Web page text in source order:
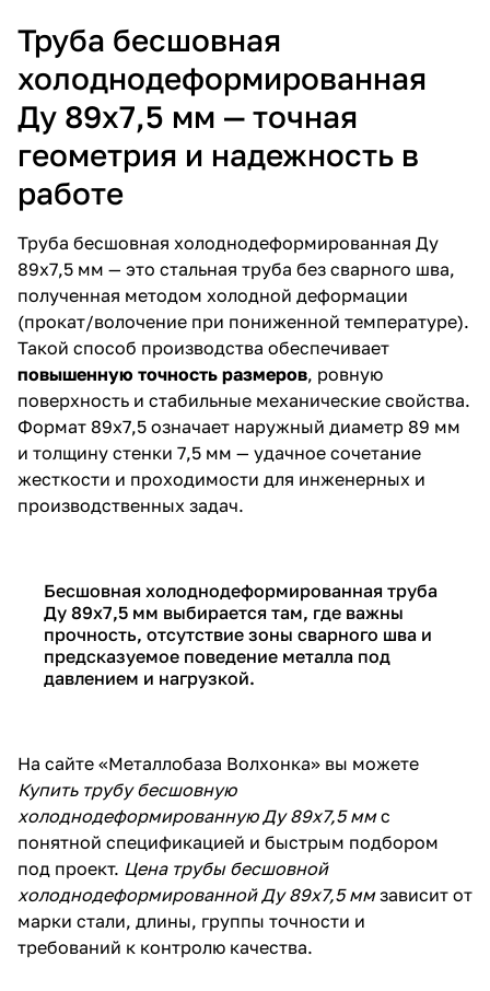
Труба бесшовная
холоднодеформированная
Ду 89х7,5 мм — точная
геометрия и надежность в
работе
Труба бесшовная холоднодеформированная Ду
89х7,5 мм — это стальная труба без сварного шва,
полученная методом холодной деформации
(прокат/волочение при пониженной температуре).
Такой способ производства обеспечивает
повышенную точность размеров, ровную
поверхность и стабильные механические свойства.
Формат 89х7,5 означает наружный диаметр 89 мм
и толщину стенки 7,5 мм — удачное сочетание
жесткости и проходимости для инженерных и
производственных задач.
Бесшовная холоднодеформированная труба
Ду 89х7,5 мм выбирается там, где важны
прочность, отсутствие зоны сварного шва и
предсказуемое поведение металла под
давлением и нагрузкой.
На сайте «Металлобаза Волхонка» вы можете
Купить трубу бесшовную
холоднодеформированную Ду 89х7,5 ммс
понятной спецификацией и быстрым подбором
под проект. Цена трубы бесшовной
холоднодеформированной Ду 89х7,5 ммзависит от
марки стали, длины, группы точности и
требований к контролю качества.